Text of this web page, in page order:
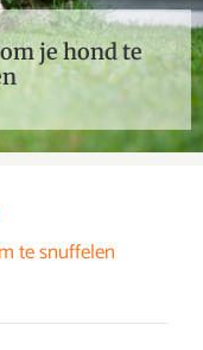
je hond te
te snuffelen